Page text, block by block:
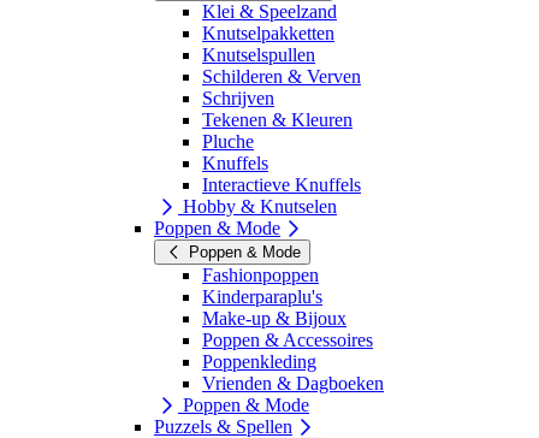
Klei & Speelzand
Knutselpakketten
Knutselspullen
Schilderen & Verven
Schrijven
Tekenen & Kleuren
Pluche
Knuffels
Interactieve Knuffels
Hobby & Knutselen
Poppen & Mode
Poppen & Mode
Fashionpoppen
Kinderparaplu's
Make-up & Bijoux
Poppen & Accessoires
Poppenkleding
Vrienden & Dagboeken
Poppen & Mode
Puzzels & Spellen